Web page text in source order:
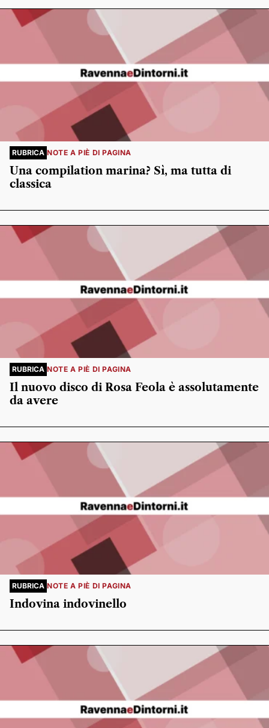
RUBRICA NOTE A PIÈ DI PAGINA
Una compilation marina? Sì, ma tutta di
classica
RUBRICA NOTE A PIÈ DI PAGINA
Il nuovo disco di Rosa Feola è assolutamente
da avere
RUBRICA NOTE A PIÈ DI PAGINA
Indovina indovinello